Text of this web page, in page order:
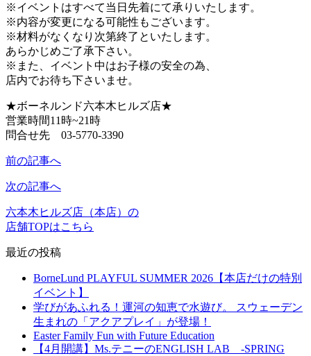
※イベントはすべて当日先着にて承りいたします。
※内容が変更になる可能性もございます。
※材料がなくなり次第終了といたします。
あらかじめご了承下さい。
※また、イベント中はお子様の安全の為、
店内でお待ち下さいませ。
★ボーネルンド六本木ヒルズ店★
営業時間11時~21時
問合せ先 03-5770-3390
前の記事へ
次の記事へ
六本木ヒルズ店（本店）の
店舗TOPはこちら
最近の投稿
BorneLund PLAYFUL SUMMER 2026【本店だけの特別
イベント】
学びがあふれる！運河の知恵で水遊び。 スウェーデン
生まれの「アクアプレイ」が登場！
Easter Family Fun with Future Education
【4月開講】Ms.テニーのENGLISH LAB -SPRING